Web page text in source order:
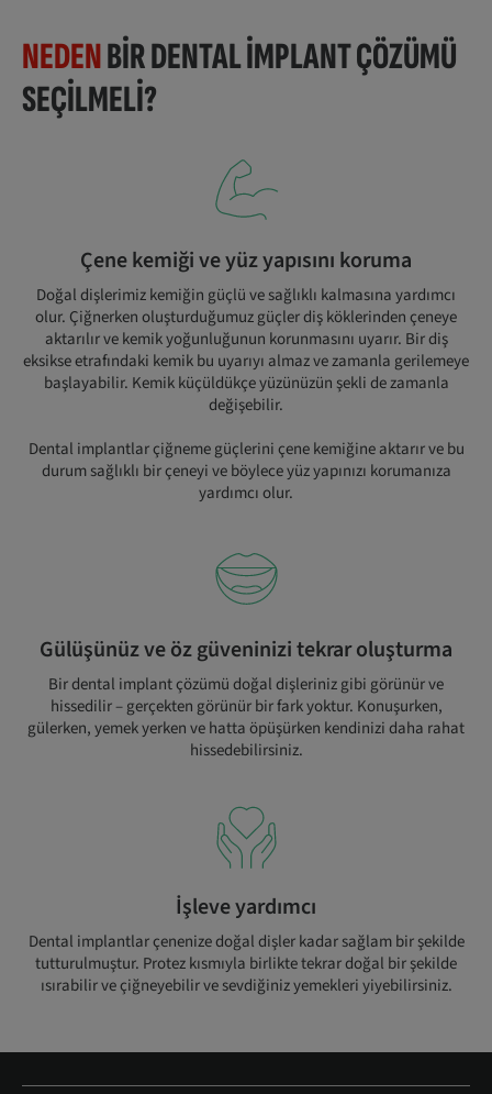
NEDENBIR DENTAL IMPLANT ÇÖZÜMÜ
SEÇILMELI?
Çene kemiği ve yüz yapısını koruma
Doğal dişlerimiz kemiğin güçlü ve sağlıklı kalmasına yardımcı
olur. Çiğnerken oluşturduğumuz güçler diş köklerinden çeneye
aktarılır ve kemik yoğunluğunun korunmasını uyarır. Bir diş
eksikse etrafındaki kemik bu uyarıyı almaz ve zamanla gerilemeye
başlayabilir. Kemik küçüldükçe yüzünüzün şekli de zamanla
değişebilir.
Dental implantlar çiğneme güçlerini çene kemiğine aktarır ve bu
durum sağlıklı bir çeneyi ve böylece yüz yapınızı korumanıza
yardımcı olur.
Gülüşünüz ve öz güveninizi tekrar oluşturma
Bir dental implant çözümü doğal dişleriniz gibi görünür ve
hissedilir – gerçekten görünür bir fark yoktur. Konuşurken,
gülerken, yemek yerken ve hatta öpüşürken kendinizi daha rahat
hissedebilirsiniz.
İşleve yardımcı
Dental implantlar çenenize doğal dişler kadar sağlam bir şekilde
tutturulmuştur. Protez kısmıyla birlikte tekrar doğal bir şekilde
ısırabilir ve çiğneyebilir ve sevdiğiniz yemekleri yiyebilirsiniz.